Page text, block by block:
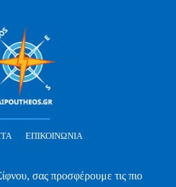
ΕΠΙΚΟΙΝΩΝΊΑ
σας προσφέρουμε τις πιο